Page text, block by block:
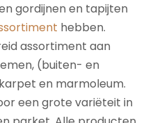
gordijnen en tapijten
hebben.
assortiment aan
(buiten- en
en marmoleum.
een grote variëteit in